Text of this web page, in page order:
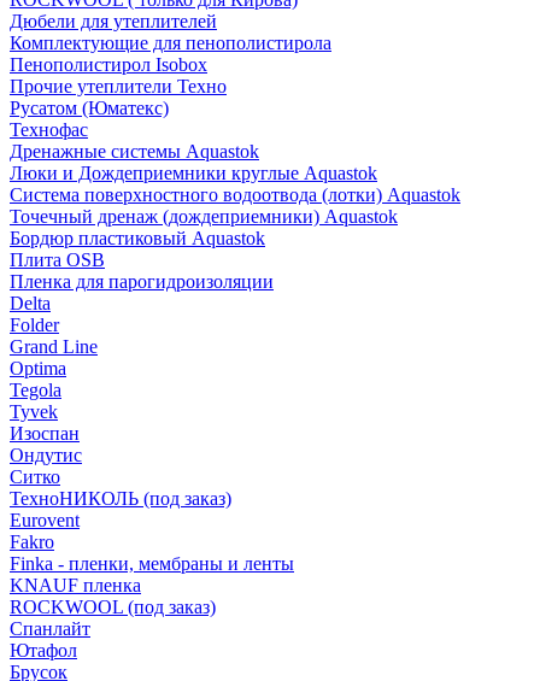
Дюбели для утеплителей
Комплектующие для пенополистирола
Пенополистирол Isobox
Прочие утеплители Техно
Русатом (Юматекс)
Технофас
Дренажные системы Aquastok
Люки и Дождеприемники круглые Aquastok
Система поверхностного водоотвода (лотки) Aquastok
Точечный дренаж (дождеприемники) Aquastok
Бордюр пластиковый Aquastok
Плита OSB
Пленка для парогидроизоляции
Delta
Folder
Grand Line
Optima
Tegola
Tyvek
Изоспан
Ондутис
Ситко
ТехноНИКОЛЬ (под заказ)
Eurovent
Fakro
Finka - пленки, мембраны и ленты
KNAUF пленка
ROCKWOOL (под заказ)
Спанлайт
Ютафол
Брусок